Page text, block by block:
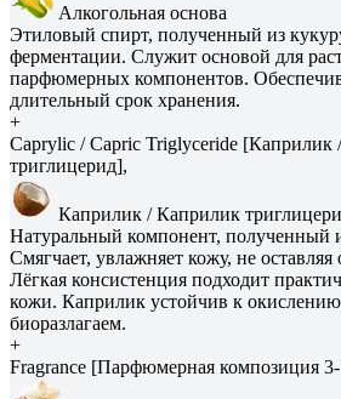
Алкогольная основа
Этиловый спирт, полученный из
ферментации. Служит основой для
парфюмерных компонентов.
длительный срок хранения.
+
Caprylic / Capric Triglyceride [Каприлик
триглицерид],
Каприлик / Каприлик
Натуральный компонент, полученный
Смягчает, увлажняет кожу, не
Лёгкая консистенция подходит
кожи. Каприлик устойчив к
биоразлагаем.
+
Fragrance [Парфюмерная композиция